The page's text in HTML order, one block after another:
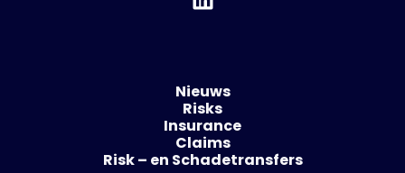
Nieuws
Risks
Insurance
Claims
Risk – en Schadetransfers